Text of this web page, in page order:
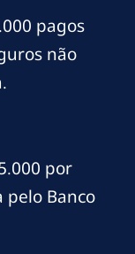
pagos
não
por
pelo Banco